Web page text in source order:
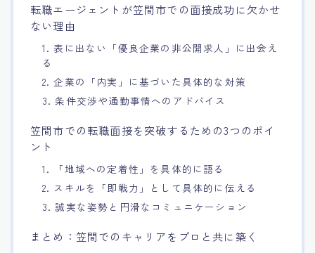
転職エージェントが笠間市での面接成功に欠かせ
ない理由
1. 表に出ない「優良企業の非公開求人」に出会え
る
2. 企業の「内実」に基づいた具体的な対策
3. 条件交渉や通勤事情へのアドバイス
笠間市での転職面接を突破するための3つのポイ
ント
1. 「地域への定着性」を具体的に語る
2. スキルを「即戦力」として具体的に伝える
3. 誠実な姿勢と円滑なコミュニケーション
まとめ：笠間でのキャリアをプロと共に築く